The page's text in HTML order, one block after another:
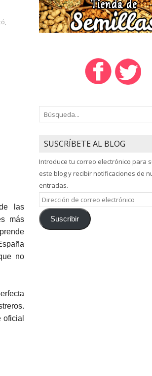
,
las
más
no
SUSCRÍBETE AL BLOG
Introduce tu correo electrónico para
este blog y recibir notificaciones de
entradas.
Dirección
de
correoSuscribir